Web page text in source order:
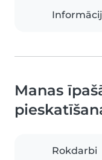
Manas
Rokdarbi